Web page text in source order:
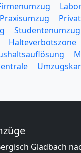
Praxisumzug
Studentenumzug
Halteverbotszone
Gladbach